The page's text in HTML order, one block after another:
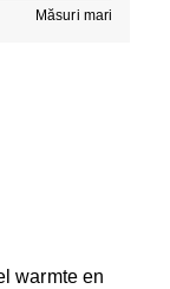
Măsuri mari
warmte en